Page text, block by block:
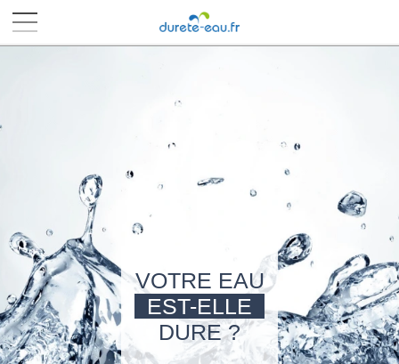
VOTRE EAU
EST-ELLE
DURE ?